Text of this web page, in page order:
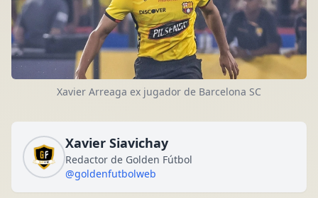
Xavier Arreaga ex jugador de Barcelona SC
Xavier Siavichay
Redactor de Golden Fútbol
@goldenfutbolweb